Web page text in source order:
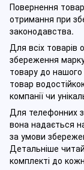
Повернення
отримання при
законодавства.
Для всіх товарів
збереження
товару до
товар
компанії чи
Для телефонних
вона надається
за умови
Детальніше
комплекті до